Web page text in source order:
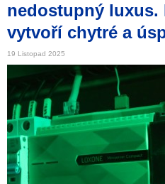
nedostupný luxus.
vytvoří chytré a
19 Listopad 2025